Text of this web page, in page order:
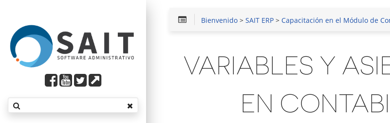
Bienvenido >SAIT ERP >Capacitación en el Módulo de
VARIABLES Y
EN